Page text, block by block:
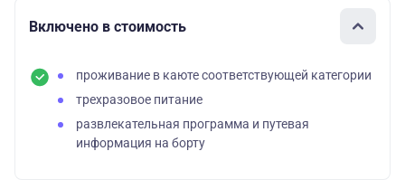
Включено в стоимость
проживание в каюте соответствующей категории
трехразовое питание
развлекательная программа и путевая
информация на борту